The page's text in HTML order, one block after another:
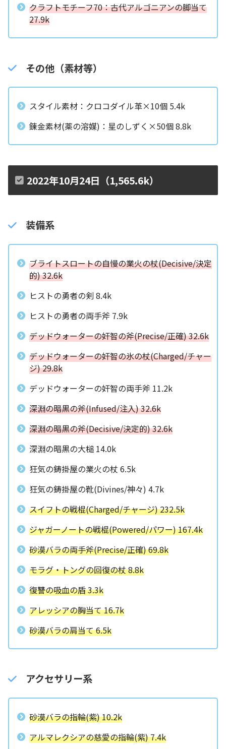
クラフトモチーフ70：古代アルゴニアンの脚当て
27.9k
その他（素材等）
スタイル素材：クロコダイル革×10個 5.4k
錬金素材(薬の溶媒)：星のしずく×50個 8.8k
2022年10月24日（1,565.6k）
装備系
ブライトスロートの自慢の業火の杖(Decisive/決定
的) 32.6k
ヒストの勇者の剣 8.4k
ヒストの勇者の両手斧 7.9k
デッドウォーターの奸智の斧(Precise/正確) 32.6k
デッドウォーターの奸智の氷の杖(Charged/チャー
ジ) 29.8k
デッドウォーターの奸智の両手斧 11.2k
深淵の暗黒の斧(Infused/注入) 32.6k
深淵の暗黒の斧(Decisive/決定的) 32.6k
深淵の暗黒の大槌 14.0k
狂気の鋳掛屋の業火の杖 6.5k
狂気の鋳掛屋の靴(Divines/神々) 4.7k
スイフトの戦棍(Charged/チャージ) 232.5k
ジャガーノートの戦棍(Powered/パワー) 167.4k
砂漠バラの両手斧(Precise/正確) 69.8k
モラグ・トングの回復の杖 8.8k
復讐の吸血の盾 3.3k
アレッシアの胸当て 16.7k
砂漠バラの肩当て 6.5k
アクセサリー系
砂漠バラの指輪(紫) 10.2k
アルマレクシアの慈愛の指輪(紫) 7.4k